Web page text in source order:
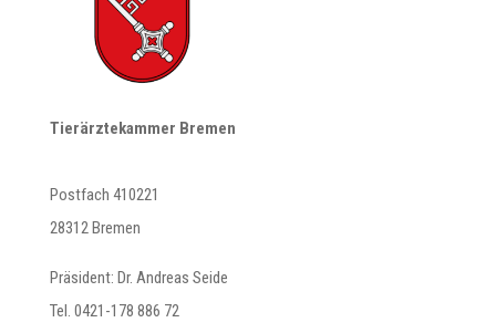
Tierärztekammer Bremen
Postfach 410221
28312 Bremen
Präsident: Dr. Andreas Seide
Tel. 0421-178 886 72